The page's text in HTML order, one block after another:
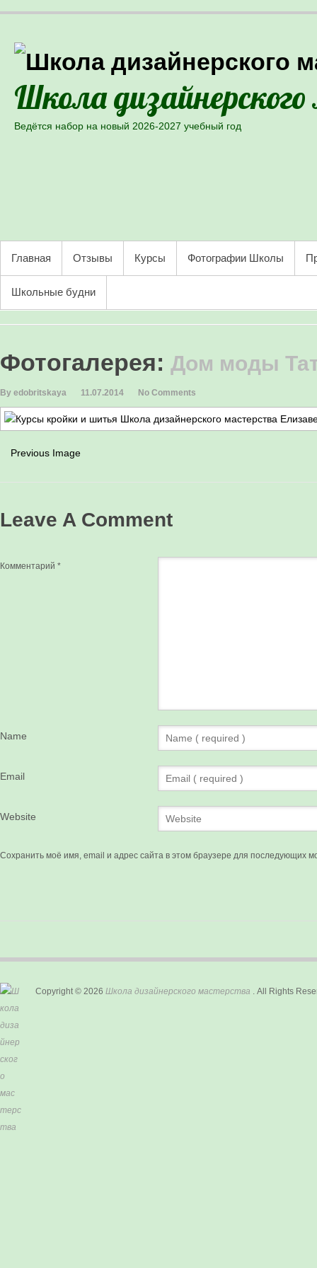
Школа
Ведётся набор на новый 2026-2027 учебный год
PRIMARY MENU
Главная Отзывы Курсы Фотографии Школы
Школьные будни
Фотогалерея: Дом моды
By edobritskaya 11.07.2014 No Comments
Previous Image
Leave A Comment
Комментарий *
Name
Email
Website
Сохранить моё имя, email и адрес сайта в этом браузере для последующих
Copyright © 2026 Школа дизайнерского мастерства . All Rights